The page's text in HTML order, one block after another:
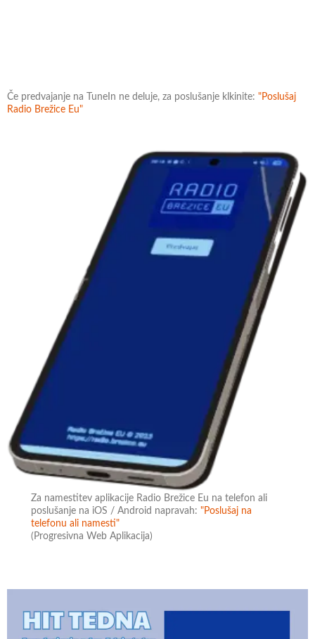
Če predvajanje na TuneIn ne deluje, za poslušanje klkinite: "Poslušaj
Radio Brežice Eu"
Za namestitev aplikacije Radio Brežice Eu na telefon ali
poslušanje na iOS / Android napravah:"Poslušaj na
telefonu ali namesti"
(Progresivna Web Aplikacija)